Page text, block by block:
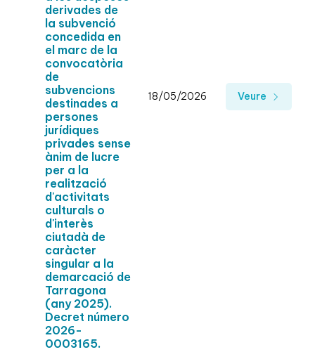
derivades de
la subvenció
concedida en
el marc de la
convocatòria
de
subvencions
destinades a
persones
jurídiques
privades sense
ànim de lucre
per a la
realització
d'activitats
culturals o
d'interès
ciutadà de
caràcter
singular a la
demarcació de
Tarragona
(any 2025).
Decret número
2026-
0003165.
18/05/2026 Veure